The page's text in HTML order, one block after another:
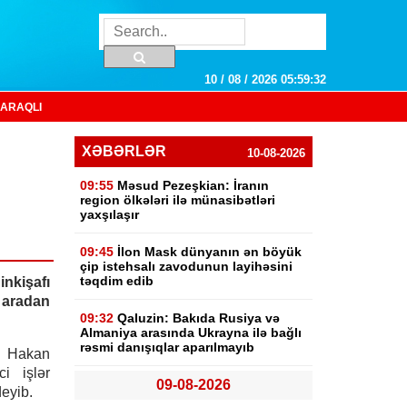
10 / 08 / 2026 05:59:33
işlər
XƏBƏRLƏR 10-08-2026
09:55 Məsud Pezeşkian: İranın
region ölkələri ilə münasibətləri
yaxşılaşır
09:45 İlon Mask dünyanın ən böyük
çip istehsalı zavodunun layihəsini
təqdim edib
09:32 Qaluzin: Bakıda Rusiya və
Almaniya arasında Ukrayna ilə bağlı
rəsmi danışıqlar aparılmayıb
09-08-2026